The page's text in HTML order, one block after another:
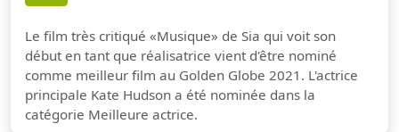
Le film très critiqué «Musique» de Sia qui voit son
début en tant que réalisatrice vient d'être nominé
comme meilleur film au Golden Globe 2021. L'actrice
principale Kate Hudson a été nominée dans la
catégorie Meilleure actrice.